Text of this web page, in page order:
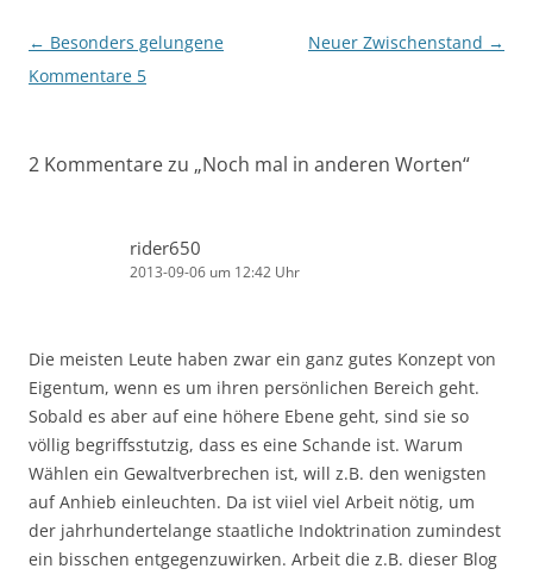
Beitragsnavigation
← Besonders gelungene
Kommentare 5
Neuer Zwischenstand →
2 Kommentare zu „Noch mal in anderen Worten“
rider650
2013-09-06 um 12:42 Uhr
Die meisten Leute haben zwar ein ganz gutes Konzept von
Eigentum, wenn es um ihren persönlichen Bereich geht.
Sobald es aber auf eine höhere Ebene geht, sind sie so
völlig begriffsstutzig, dass es eine Schande ist. Warum
Wählen ein Gewaltverbrechen ist, will z.B. den wenigsten
auf Anhieb einleuchten. Da ist viiel viel Arbeit nötig, um
der jahrhundertelange staatliche Indoktrination zumindest
ein bisschen entgegenzuwirken. Arbeit die z.B. dieser Blog